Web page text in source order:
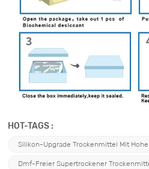
HOT-TAGS :
Silikon-Upgrade Trockenmittel Mit
Dmf-Freier Supertrockener